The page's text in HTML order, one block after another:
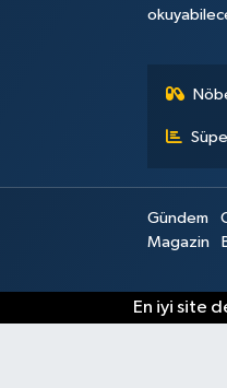
Gündem
Magazin
En iyi site